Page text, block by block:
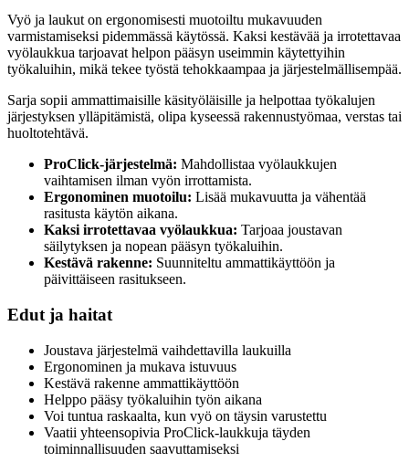
Vyö ja laukut on ergonomisesti muotoiltu mukavuuden
varmistamiseksi pidemmässä käytössä. Kaksi kestävää ja irrotettavaa
vyölaukkua tarjoavat helpon pääsyn useimmin käytettyihin
työkaluihin, mikä tekee työstä tehokkaampaa ja järjestelmällisempää.
Sarja sopii ammattimaisille käsityöläisille ja helpottaa työkalujen
järjestyksen ylläpitämistä, olipa kyseessä rakennustyömaa, verstas tai
huoltotehtävä.
ProClick-järjestelmä: Mahdollistaa vyölaukkujen
vaihtamisen ilman vyön irrottamista.
Ergonominen muotoilu: Lisää mukavuutta ja vähentää
rasitusta käytön aikana.
Kaksi irrotettavaa vyölaukkua: Tarjoaa joustavan
säilytyksen ja nopean pääsyn työkaluihin.
Kestävä rakenne: Suunniteltu ammattikäyttöön ja
päivittäiseen rasitukseen.
Edut ja haitat
Joustava järjestelmä vaihdettavilla laukuilla
Ergonominen ja mukava istuvuus
Kestävä rakenne ammattikäyttöön
Helppo pääsy työkaluihin työn aikana
Voi tuntua raskaalta, kun vyö on täysin varustettu
Vaatii yhteensopivia ProClick-laukkuja täyden
toiminnallisuuden saavuttamiseksi